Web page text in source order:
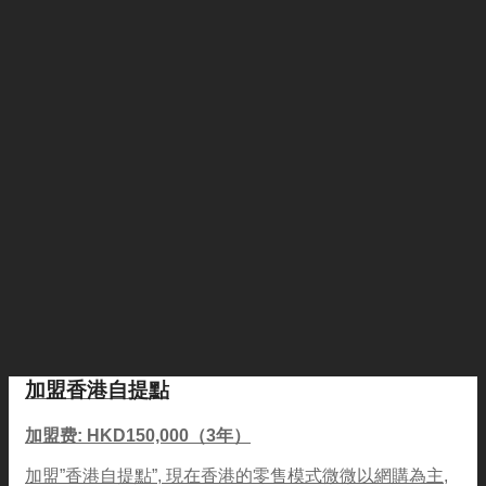
加盟香港自提點
加盟费: HKD150,000（3年）
加盟”香港自提點”, 現在香港的零售模式微微以網購為主,